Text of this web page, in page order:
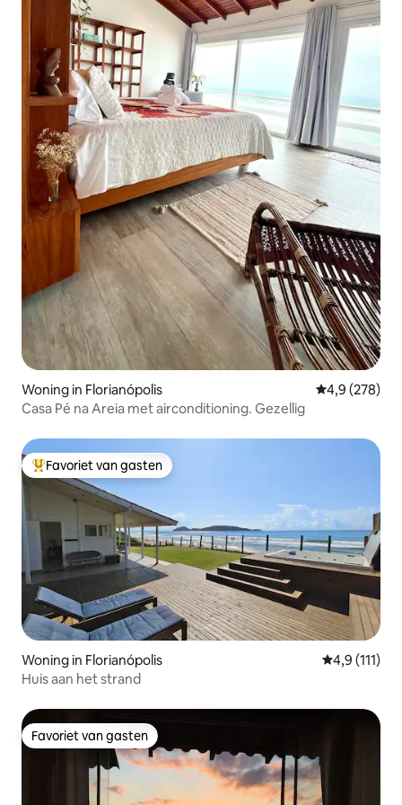
Woning in Florianópolis Gemiddelde
4,9 (278)
Casa Pé na Areia met airconditioning. Gezellig
Topfavoriet van gasten
Favoriet van gasten
Woning in Florianópolis Gemiddelde
4,9 (111)
Huis aan het strand
Favoriet van gasten
Favoriet van gasten